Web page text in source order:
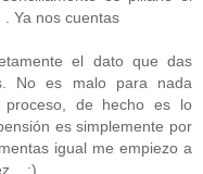
Ya nos cuentas
el dato que das
No es malo para nada
de hecho es lo
es simplemente por
igual me empiezo a
:)